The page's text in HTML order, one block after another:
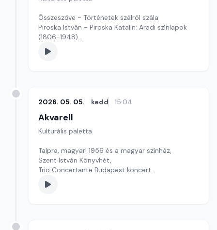
Összeszőve - Történetek szálról szála
Piroska István - Piroska Katalin: Aradi színlapok
(1806-1948)
Szerkesztő: Fazekas Gyöngyvér
2026. 05. 05. kedd 15:04
Akvarell
Kulturális paletta
Talpra, magyar! 1956 és a magyar színház,
Szent István Könyvhét,
Trio Concertante Budapest koncert
Szerkesztő: Tóth J. András